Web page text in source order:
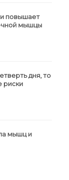
повышает
мышцы
дня, то
риски
мышц и